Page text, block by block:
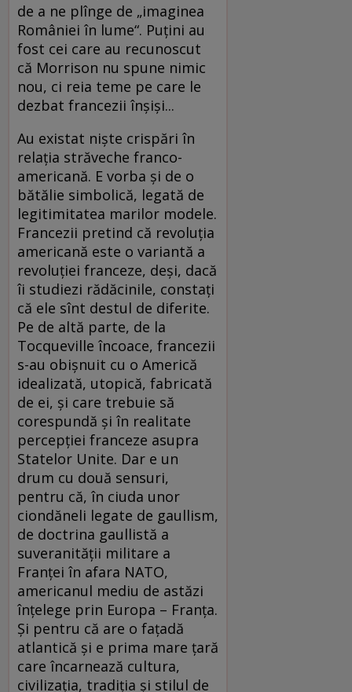
de a ne plînge de „imaginea
României în lume“. Puţini au
fost cei care au recunoscut
că Morrison nu spune nimic
nou, ci reia teme pe care le
dezbat francezii înşişi...
Au existat nişte crispări în
relaţia străveche franco-
americană. E vorba şi de o
bătălie simbolică, legată de
legitimitatea marilor modele.
Francezii pretind că revoluţia
americană este o variantă a
revoluţiei franceze, deşi, dacă
îi studiezi rădăcinile, constaţi
că ele sînt destul de diferite.
Pe de altă parte, de la
Tocqueville încoace, francezii
s-au obişnuit cu o Americă
idealizată, utopică, fabricată
de ei, şi care trebuie să
corespundă şi în realitate
percepţiei franceze asupra
Statelor Unite. Dar e un
drum cu două sensuri,
pentru că, în ciuda unor
ciondăneli legate de gaullism,
de doctrina gaullistă a
suveranităţii militare a
Franţei în afara NATO,
americanul mediu de astăzi
înţelege prin Europa – Franţa.
Şi pentru că are o faţadă
atlantică şi e prima mare ţară
care încarnează cultura,
civilizaţia, tradiţia şi stilul de